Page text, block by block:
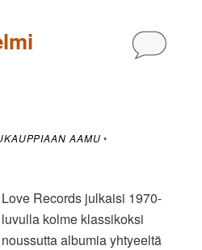
Kommentoi
AAMU •
Love Records julkaisi 1970-
luvulla kolme klassikoksi
noussutta albumia yhtyeeltä